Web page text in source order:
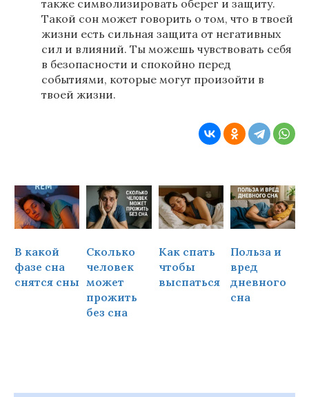
также символизировать оберег и защиту.
Такой сон может говорить о том, что в твоей
жизни есть сильная защита от негативных
сил и влияний. Ты можешь чувствовать себя
в безопасности и спокойно перед
событиями, которые могут произойти в
твоей жизни.
В какой
фазе сна
снятся сны
Сколько
человек
может
прожить
без сна
Как спать
чтобы
выспаться
Польза и
вред
дневного
сна